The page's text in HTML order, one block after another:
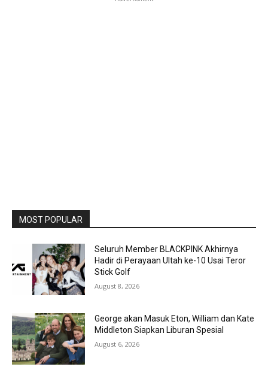
MOST POPULAR
Seluruh Member BLACKPINK Akhirnya
Hadir di Perayaan Ultah ke-10 Usai Teror
Stick Golf
August 8, 2026
George akan Masuk Eton, William dan Kate
Middleton Siapkan Liburan Spesial
August 6, 2026